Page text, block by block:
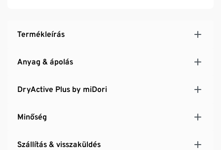
Termékleírás
Anyag & ápolás
DryActive Plus by miDori
Minőség
Szállítás & visszaküldés